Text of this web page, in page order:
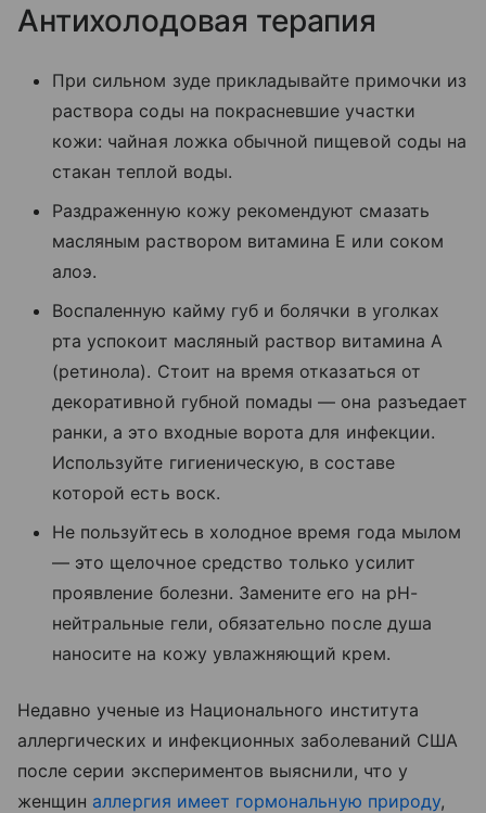
Антихолодовая терапия
При сильном зуде прикладывайте примочки из
раствора соды на покрасневшие участки
кожи: чайная ложка обычной пищевой соды на
стакан теплой воды.
Раздраженную кожу рекомендуют смазать
масляным раствором витамина Е или соком
алоэ.
Воспаленную кайму губ и болячки в уголках
рта успокоит масляный раствор витамина А
(ретинола). Стоит на время отказаться от
декоративной губной помады — она разъедает
ранки, а это входные ворота для инфекции.
Используйте гигиеническую, в составе
которой есть воск.
Не пользуйтесь в холодное время года мылом
— это щелочное средство только усилит
проявление болезни. Замените его на pH-
нейтральные гели, обязательно после душа
наносите на кожу увлажняющий крем.
Недавно ученые из Национального института
аллергических и инфекционных заболеваний США
после серии экспериментов выяснили, что у
женщин аллергия имеет гормональную природу,